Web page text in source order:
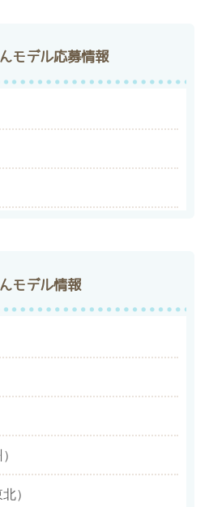
モデル応募情報
モデル情報
）